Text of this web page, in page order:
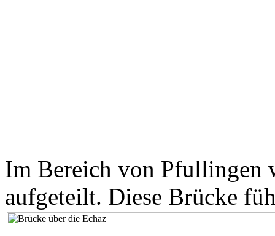
Im Bereich von Pfullingen
aufgeteilt. Diese Brücke